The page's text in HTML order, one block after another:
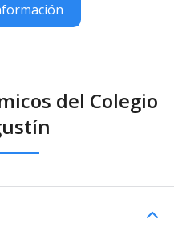
del Colegio